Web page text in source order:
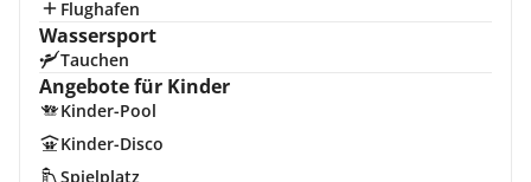
Flughafen
Wassersport
Tauchen
Angebote für Kinder
Kinder-Pool
Kinder-Disco
Spielplatz